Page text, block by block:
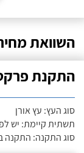
השוואת
התקנת
סוג העץ: עץ אורן
תשתית קיימת: יש
סוג התקנה: התקנה